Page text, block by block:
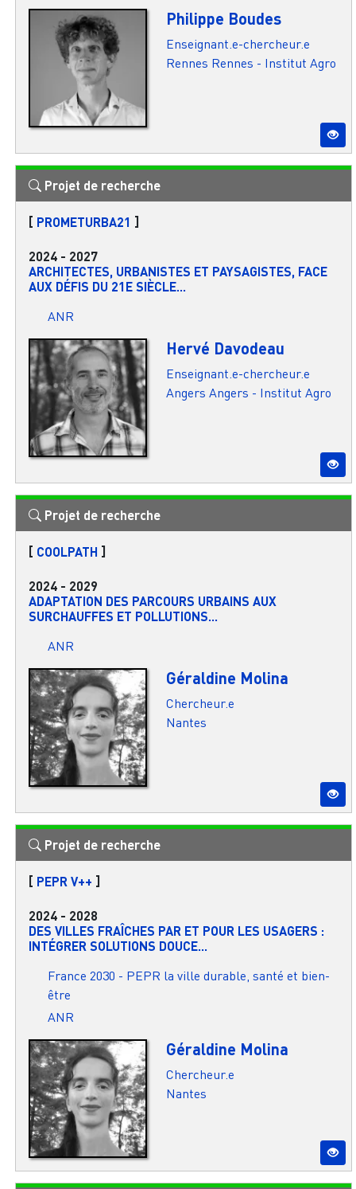
Philippe Boudes
Enseignant.e-chercheur.e
Rennes Rennes - Institut Agro
Projet de recherche
[ PROMETURBA21 ]
2024 - 2027
ARCHITECTES, URBANISTES ET PAYSAGISTES, FACE
AUX DÉFIS DU 21E SIÈCLE...
ANR
Hervé Davodeau
Enseignant.e-chercheur.e
Angers Angers - Institut Agro
Projet de recherche
[ COOLPATH ]
2024 - 2029
ADAPTATION DES PARCOURS URBAINS AUX
SURCHAUFFES ET POLLUTIONS...
ANR
Géraldine Molina
Chercheur.e
Nantes
Projet de recherche
[ PEPR V++ ]
2024 - 2028
DES VILLES FRAÎCHES PAR ET POUR LES USAGERS :
INTÉGRER SOLUTIONS DOUCE...
France 2030 - PEPR la ville durable, santé et bien-
être
ANR
Géraldine Molina
Chercheur.e
Nantes